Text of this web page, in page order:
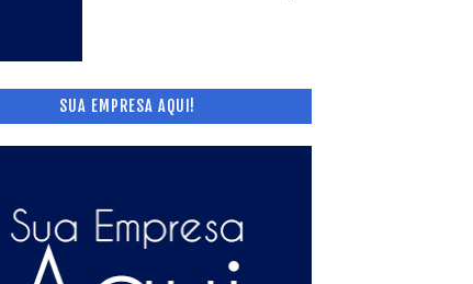
SUA EMPRESA AQUI!